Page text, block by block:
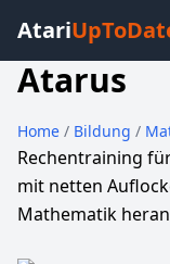
Atari
Atarus
Home / Bildung /
Rechentraining
mit netten
Mathematik